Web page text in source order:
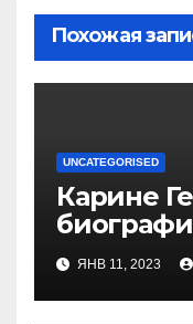
Похожая
UNCATEGORISED
Карине
и факты
детали о
ЯНВ 11, 2023